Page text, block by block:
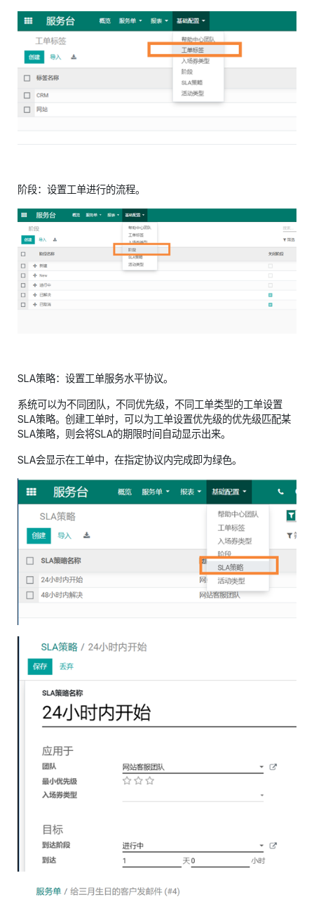
阶段：设置工单进行的流程。
SLA策略：设置工单服务水平协议。
系统可以为不同团队，不同优先级，不同工单类型的工单设置
SLA策略。创建工单时，可以为工单设置优先级的优先级匹配某
SLA策略，则会将SLA的期限时间自动显示出来。
SLA会显示在工单中，在指定协议内完成即为绿色。